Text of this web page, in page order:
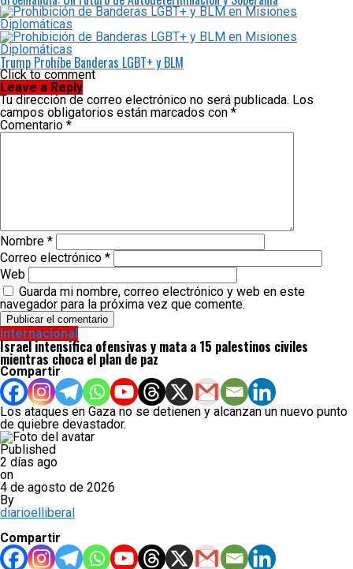
Trump Prohíbe Banderas LGBT+ y BLM
Click to comment
Leave a Reply
Tu dirección de correo electrónico no será publicada. Los
campos obligatorios están marcados con *
Comentario *
Nombre *
Correo electrónico *
Web
Guarda mi nombre, correo electrónico y web en este
navegador para la próxima vez que comente.
Internacional
Israel intensifica ofensivas y mata a 15 palestinos civiles
mientras choca el plan de paz
Compartir
Los ataques en Gaza no se detienen y alcanzan un nuevo punto
de quiebre devastador.
Published
2 días ago
on
4 de agosto de 2026
By
diarioelliberal
Compartir